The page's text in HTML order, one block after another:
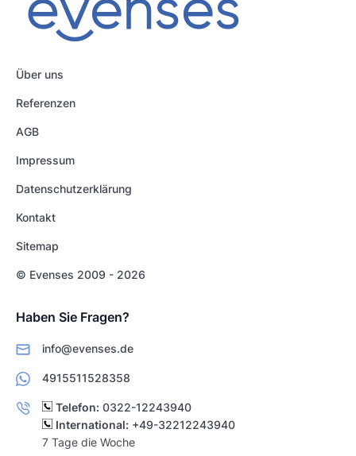
Über uns
Referenzen
AGB
Impressum
Datenschutzerklärung
Kontakt
Sitemap
© Evenses 2009 - 2026
Haben Sie Fragen?
info@evenses.de
4915511528358
Telefon: 0322-12243940
International: +49-32212243940
7 Tage die Woche